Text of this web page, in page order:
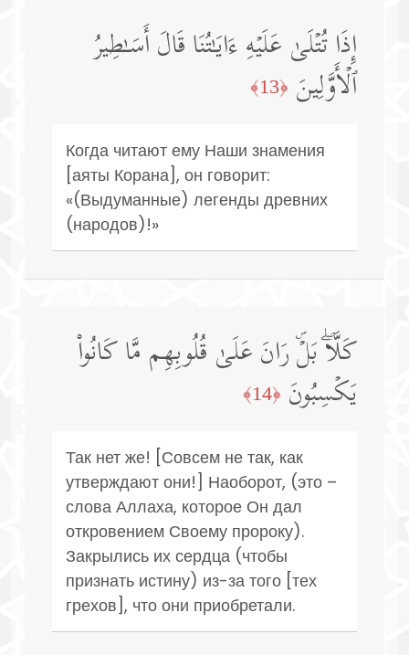
إِذَا تُتۡلَىٰ عَلَیۡهِ ءَایَـٰتُنَا قَالَ أَسَـٰطِیرُ
ٱلۡأَوَّلِینَ ﴿13﴾
Когда читают ему Наши знамения
[аяты Корана], он говорит:
«(Выдуманные) легенды древних
(народов)!»
كَلَّاۖ بَلۡۜ رَانَ عَلَىٰ قُلُوبِهِم مَّا كَانُوا۟
یَكۡسِبُونَ ﴿14﴾
Так нет же! [Совсем не так, как
утверждают они!] Наоборот, (это –
слова Аллаха, которое Он дал
откровением Своему пророку).
Закрылись их сердца (чтобы
признать истину) из-за того [тех
грехов], что они приобретали.